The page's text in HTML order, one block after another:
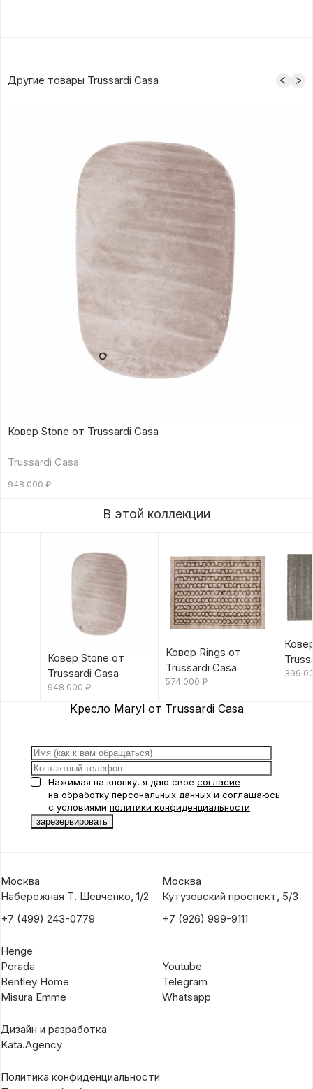
Другие товары Trussardi Casa
Ковер Stone от Trussardi Casa
Trussardi Casa
948 000 ₽
В этой коллекции
Ковер Stone от
Trussardi Casa
948 000 ₽
Ковер Rings от
Trussardi Casa
574 000 ₽
399
Кресло Maryl от Trussardi Casa
Нажимая на кнопку, я даю свое согласие
на обработку персональных данных и соглашаюсь
с условиями политики конфиденциальности
Москва
Набережная Т. Шевченко, 1/2
+7 (499) 243-0779
Москва
Кутузовский проспект, 5/3
+7 (926) 999-9111
Henge
Porada
Bentley Home
Misura Emme
Youtube
Telegram
Whatsapp
Дизайн и разработка
Kata.Agency
Политика конфиденциальности